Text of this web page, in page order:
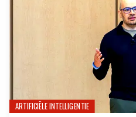
ARTIFICIËLE INTELLIGENTIE